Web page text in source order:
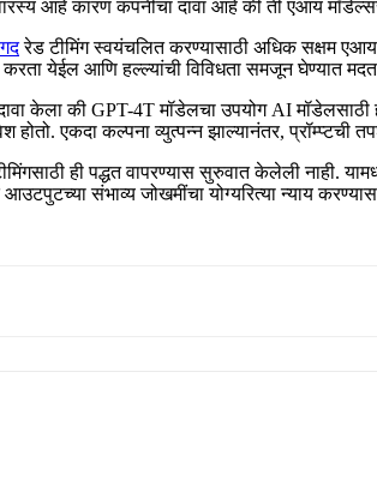
आहे कारण कंपनीचा दावा आहे की ती एआय
रेड टीमिंग स्वयंचलित करण्यासाठी अधिक सक्षम
करता येईल आणि हल्ल्यांची विविधता समजून घेण्यात
केला की GPT-4T मॉडेलचा उपयोग AI
होतो. एकदा कल्पना व्युत्पन्न झाल्यानंतर,
ही पद्धत वापरण्यास सुरुवात केलेली नाही.
संभाव्य जोखमींचा योग्यरित्या न्याय